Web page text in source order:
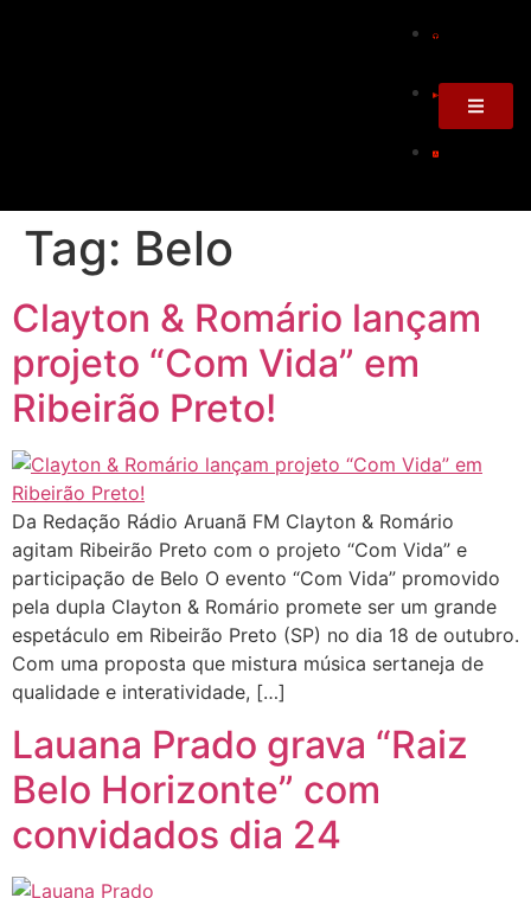
Tag: Belo
Clayton & Romário lançam
projeto “Com Vida” em
Ribeirão Preto!
Da Redação Rádio Aruanã FM Clayton & Romário
agitam Ribeirão Preto com o projeto “Com Vida” e
participação de Belo O evento “Com Vida” promovido
pela dupla Clayton & Romário promete ser um grande
espetáculo em Ribeirão Preto (SP) no dia 18 de outubro.
Com uma proposta que mistura música sertaneja de
qualidade e interatividade, […]
Lauana Prado grava “Raiz
Belo Horizonte” com
convidados dia 24